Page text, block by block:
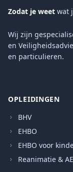
Zodat je weet wat
Wij zijn
en
en particulieren.
OPLEIDINGEN
BHV
EHBO
EHBO voor
Reanimatie &